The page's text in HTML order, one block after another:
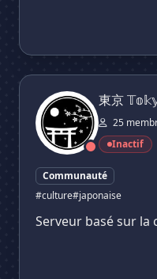
東京 𝕋𝕠𝕜𝕪𝕠 ℙ𝕦𝕓 広告
東京
25
Inactif
Communauté
#culture#japonaise
Serveur basé sur la